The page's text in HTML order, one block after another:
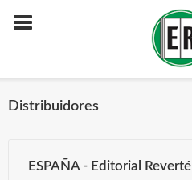
Distribuidores
ESPAÑA - Editorial Reverté